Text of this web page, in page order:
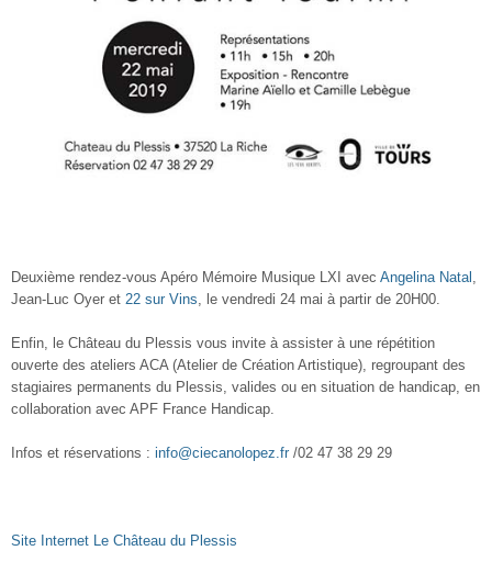
Deuxième rendez-vous Apéro Mémoire Musique LXI avec Angelina Natal ,
Jean-Luc Oyer et 22 sur Vins, le vendredi 24 mai à partir de 20H00.
Enfin, le Château du Plessis vous invite à assister à une répétition
ouverte des ateliers ACA (Atelier de Création Artistique), regroupant des
stagiaires permanents du Plessis, valides ou en situation de handicap, en
collaboration avec APF France Handicap.
Infos et réservations : info@ciecanolopez.fr /02 47 38 29 29
Site Internet Le Château du Plessis